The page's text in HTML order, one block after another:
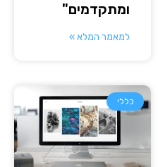
ומתקדמים"
למאמר המלא »
כללי